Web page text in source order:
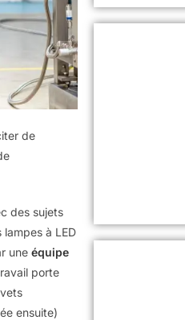
de
des sujets
à LED
une équipe
porte
ensuite)